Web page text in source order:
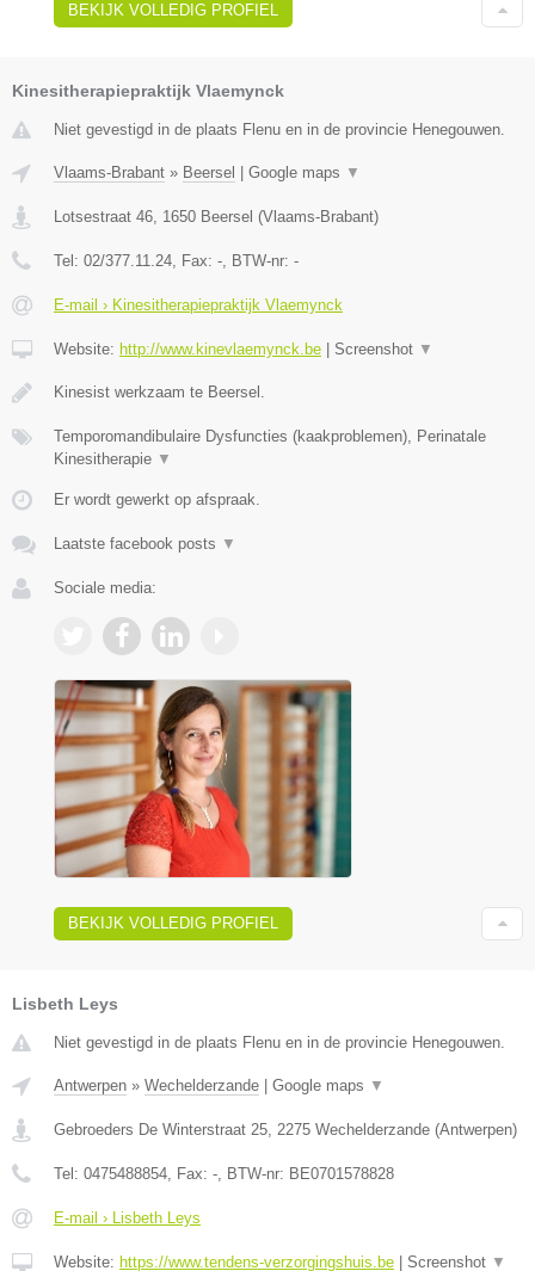
BEKIJK VOLLEDIG PROFIEL
Kinesitherapiepraktijk Vlaemynck
Niet gevestigd in de plaats Flenu en in de provincie Henegouwen.
Vlaams-Brabant » Beersel Google maps ▼
Lotsestraat 46, 1650 Beersel (Vlaams-Brabant)
Tel: 02/377.11.24, Fax: -, BTW-nr: -
E-mail › Kinesitherapiepraktijk Vlaemynck
Website: http://www.kinevlaemynck.be Screenshot ▼
Kinesist werkzaam te Beersel.
Temporomandibulaire Dysfuncties (kaakproblemen), Perinatale
Kinesitherapie ▼
Er wordt gewerkt op afspraak.
Laatste facebook posts ▼
Sociale media:
BEKIJK VOLLEDIG PROFIEL
Lisbeth Leys
Niet gevestigd in de plaats Flenu en in de provincie Henegouwen.
Antwerpen » Wechelderzande Google maps ▼
Gebroeders De Winterstraat 25 2275 Wechelderzande (Antwerpen)
Tel: 0475488854 , Fax: - , BTW-nr: BE0701578828
E-mail › Lisbeth Leys
Website: https://www.tendens-verzorgingshuis.be Screenshot ▼